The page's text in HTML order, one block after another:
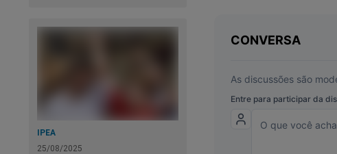
IPEA
25/08/2025